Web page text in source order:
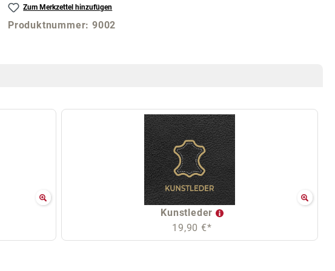
Zum Merkzettel hinzufügen
Produktnummer:9002
Kunstleder
19,90 €*